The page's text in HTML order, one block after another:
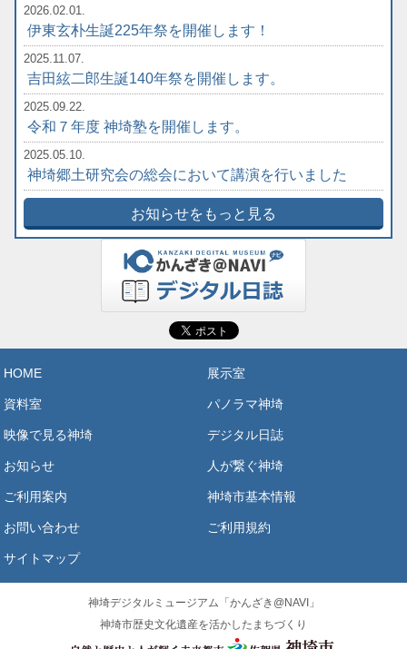
2026.02.01.
伊東玄朴生誕225年祭を開催します！
2025.11.07.
吉田絃二郎生誕140年祭を開催します。
2025.09.22.
令和７年度 神埼塾を開催します。
2025.05.10.
神埼郷土研究会の総会において講演を行いました
お知らせをもっと見る
HOME 展示室
資料室 パノラマ神埼
映像で見る神埼 デジタル日誌
お知らせ 人が繋ぐ神埼
ご利用案内 神埼市基本情報
お問い合わせ ご利用規約
サイトマップ
神埼デジタルミュージアム「かんざき@NAVI」
神埼市歴史文化遺産を活かしたまちづくり